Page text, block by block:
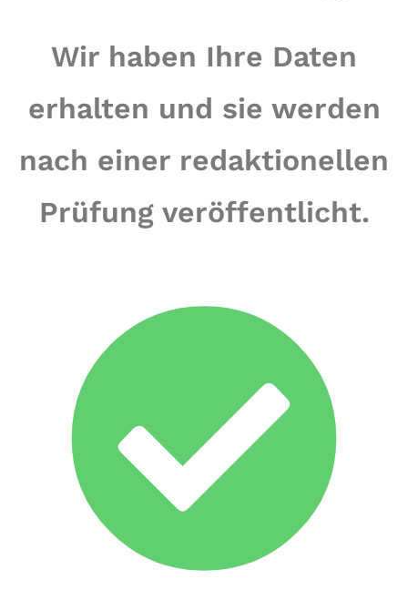
Wir haben Ihre Daten
erhalten und sie werden
nach einer redaktionellen
Prüfung veröffentlicht.